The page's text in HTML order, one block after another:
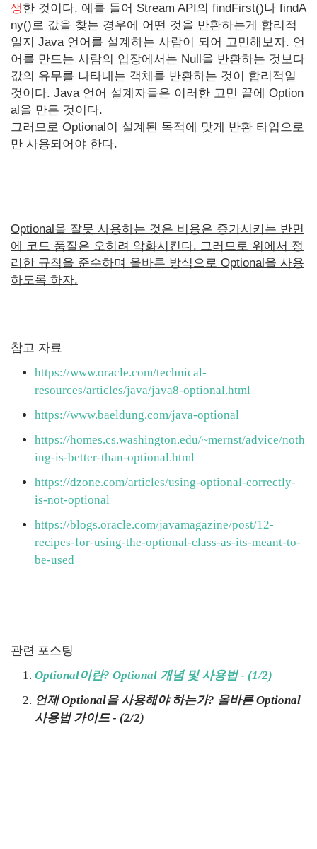
생한 것이다. 예를 들어 Stream API의 findFirst()나 findA
ny()로 값을 찾는 경우에 어떤 것을 반환하는게 합리적
일지 Java 언어를 설계하는 사람이 되어 고민해보자. 언
어를 만드는 사람의 입장에서는 Null을 반환하는 것보다
값의 유무를 나타내는 객체를 반환하는 것이 합리적일
것이다. Java 언어 설계자들은 이러한 고민 끝에 Option
al을 만든 것이다.
그러므로 Optional이 설계된 목적에 맞게 반환 타입으로
만 사용되어야 한다.
Optional을 잘못 사용하는 것은 비용은 증가시키는 반면
에 코드 품질은 오히려 악화시킨다. 그러므로 위에서 정
리한 규칙을 준수하며 올바른 방식으로 Optional을 사용
하도록 하자.
참고 자료
https://www.oracle.com/technical-
resources/articles/java/java8-optional.html
https://www.baeldung.com/java-optional
https://homes.cs.washington.edu/~mernst/advice/noth
ing-is-better-than-optional.html
https://dzone.com/articles/using-optional-correctly-
is-not-optional
https://blogs.oracle.com/javamagazine/post/12-
recipes-for-using-the-optional-class-as-its-meant-to-
be-used
관련 포스팅
Optional이란? Optional 개념 및 사용법 - (1/2)
언제 Optional을 사용해야 하는가? 올바른 Optional
사용법 가이드 - (2/2)